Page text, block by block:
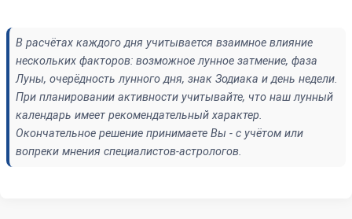
В расчётах каждого дня учитывается взаимное влияние
нескольких факторов: возможное лунное затмение, фаза
Луны, очерёдность лунного дня, знак Зодиака и день недели.
При планировании активности учитывайте, что наш лунный
календарь имеет рекомендательный характер.
Окончательное решение принимаете Вы - с учётом или
вопреки мнения специалистов-астрологов.